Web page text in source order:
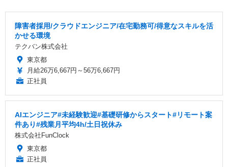
障害者採用/クラウドエンジニア/在宅勤務可/得意なスキルを活
かせる環境
テクバン株式会社
東京都
月給26万6,667円～56万6,667円
正社員
AIエンジニア#未経験歓迎#基礎研修からスタート#リモート案
件あり#残業月平均4h/土日祝休み
株式会社FunClock
東京都
正社員